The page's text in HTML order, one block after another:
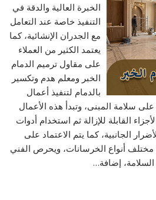
الخبرة العالية والدقة في
التنفيذ خاصة عند التعامل
مع الجدران الإنشائية، كما
يعتمد الكثير من العملاء
على مقاول ترميم الدمام
الخبر ومعلم هدم وتكسير
بالدمام لتنفيذ أعمال
على سلامة المبنى، وتبدأ هذه الأعمال
القابلة للإزالة ثم استخدام أدوات
الجانبية، كما يتم الاعتماد على
أنواع الخرسانات، ويحرص الفني
إضافة…